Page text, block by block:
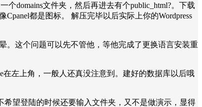
domains文件夹，然后再进去有个public_html?。下载
都是图标。 解压完毕以后实际上你的Wordpress
。这个问题可以先不管他，等他完成了更换语言安装重
在左上角，一般人还真没注意到。建好的数据库以后哦
希望登陆的时候还要输入文件夹，又不是做演示，显得